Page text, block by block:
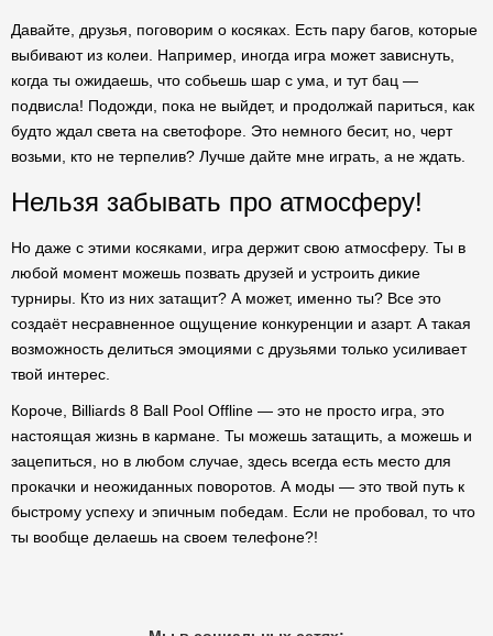
Давайте, друзья, поговорим о косяках. Есть пару багов, которые
выбивают из колеи. Например, иногда игра может зависнуть,
когда ты ожидаешь, что собьешь шар с ума, и тут бац —
подвисла! Подожди, пока не выйдет, и продолжай париться, как
будто ждал света на светофоре. Это немного бесит, но, черт
возьми, кто не терпелив? Лучше дайте мне играть, а не ждать.
Нельзя забывать про атмосферу!
Но даже с этими косяками, игра держит свою атмосферу. Ты в
любой момент можешь позвать друзей и устроить дикие
турниры. Кто из них затащит? А может, именно ты? Все это
создаёт несравненное ощущение конкуренции и азарт. А такая
возможность делиться эмоциями с друзьями только усиливает
твой интерес.
Короче, Billiards 8 Ball Pool Offline — это не просто игра, это
настоящая жизнь в кармане. Ты можешь затащить, а можешь и
зацепиться, но в любом случае, здесь всегда есть место для
прокачки и неожиданных поворотов. А моды — это твой путь к
быстрому успеху и эпичным победам. Если не пробовал, то что
ты вообще делаешь на своем телефоне?!